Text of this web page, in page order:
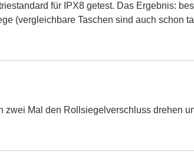
für IPX8 getest. Das Ergebnis:
(vergleichbare Taschen sind auch schon
Mal den Rollsiegelverschluss drehen